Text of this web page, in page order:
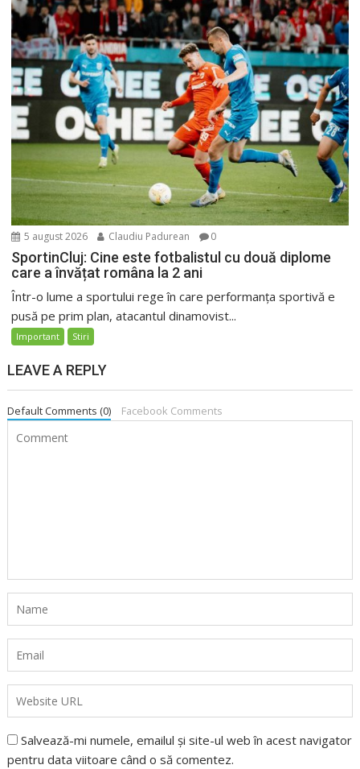
5 august 2026 Claudiu Padurean 0
SportinCluj: Cine este fotbalistul cu două diplome
care a învățat româna la 2 ani
Într-o lume a sportului rege în care performanța sportivă e
pusă pe prim plan, atacantul dinamovist...
Important Stiri
LEAVE A REPLY
Default Comments (0) Facebook Comments
Salvează-mi numele, emailul și site-ul web în acest navigator
pentru data viitoare când o să comentez.